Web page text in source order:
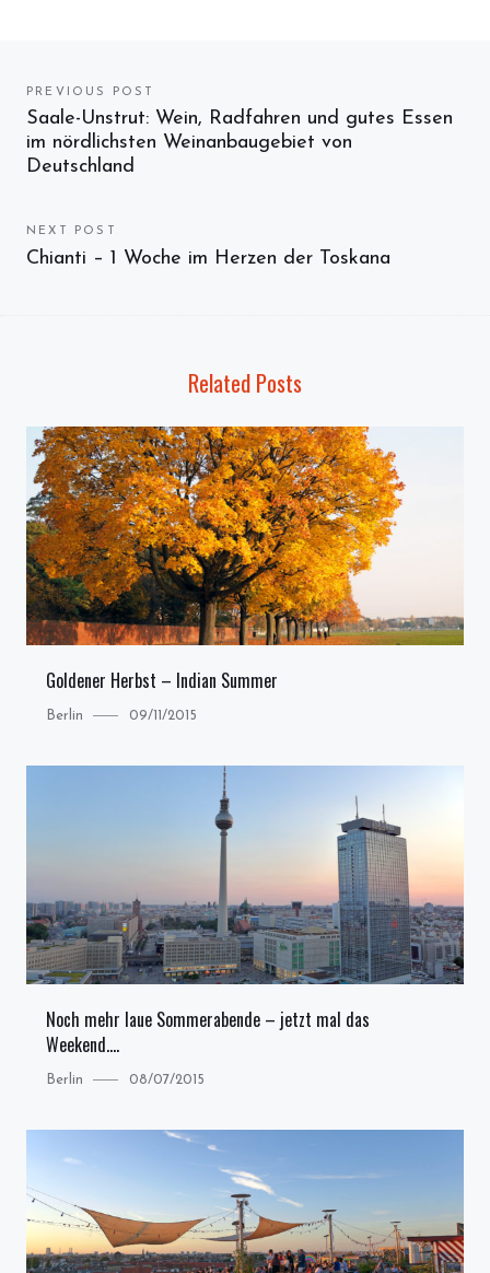
Beitragsnavigation
PREVIOUS POST
Previous
post:
Saale-Unstrut: Wein, Radfahren und gutes Essen
im nördlichsten Weinanbaugebiet von
Deutschland
NEXT POST
Next
Chianti – 1 Woche im Herzen der Toskana
Related Posts
Goldener Herbst – Indian Summer
Category
Berlin
Posted
09/11/2015
Noch mehr laue Sommerabende – jetzt mal das
Weekend….
Category
Berlin
Posted
08/07/2015